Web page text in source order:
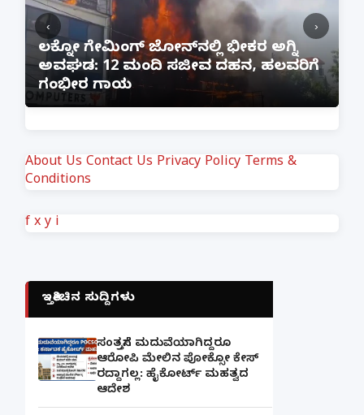
ಭೀಕರ ಅಗ್ನಿ
ದಹನ, ಹಲವರಿಗೆ
ಪತ್ನಿಗೆ ಕೈಕೊಟ್ಟ ಭೂಪ
Marriage
‹ ›
About Us Contact Us Privacy Policy Terms &
Conditions
f x y i
ಇತ್ತೀಚಿನ ಸುದ್ದಿಗಳು
ಸಂತ್ರಸ್ತೆಗೆ ಮದುವೆಯಾಗಿದ್ದರೂ
ಆರೋಪಿ ಮೇಲಿನ ಪೋಕ್ಸೋ ಕೇಸ್
ರದ್ದಾಗಲ್ಲ: ಹೈಕೋರ್ಟ್ ಮಹತ್ವದ
ಆದೇಶ